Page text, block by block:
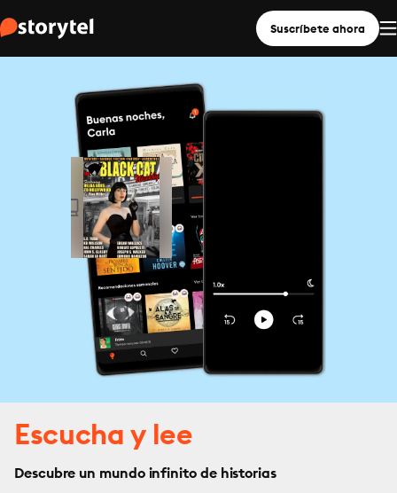
Suscríbete ahora
Escucha y lee
Descubre un mundo infinito de historias